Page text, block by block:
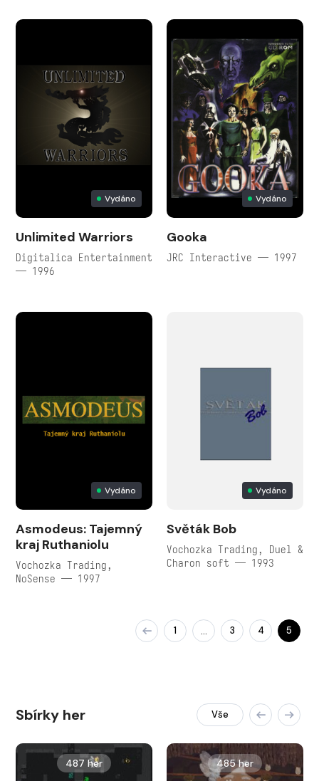
Vydáno
Unlimited Warriors
Digitalica Entertainment
— 1996
Vydáno
Gooka
JRC Interactive — 1997
Vydáno
Asmodeus: Tajemný
kraj Ruthaniolu
Vochozka Trading,
NoSense — 1997
Vydáno
Světák Bob
Vochozka Trading, Duel &
Charon soft — 1993
1 … 3 4 5
Sbírky her Vše
487 her 485 her